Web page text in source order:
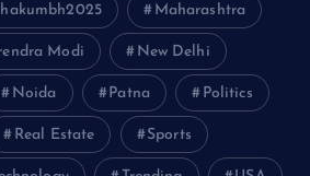
Maharashtra
Modi New Delhi
Noida Patna Politics
Real Estate Sports